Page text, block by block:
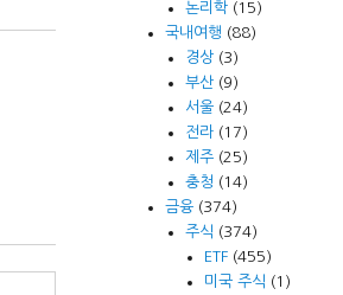
논리학(15)
국내여행 (88)
경상(3)
부산(9)
서울(24)
전라(17)
제주(25)
충청 (14)
금융 (374)
주식 (374)
ETF(455)
미국 주식 (1)